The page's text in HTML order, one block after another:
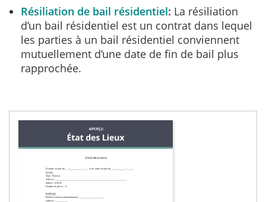
Résiliation de bail résidentiel La résiliation
d’un bail résidentiel est un contrat dans lequel
les parties à un bail résidentiel conviennent
mutuellement d’une date de fin de bail plus
rapprochée.